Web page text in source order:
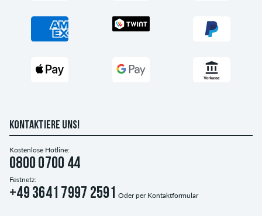
KONTAKTIERE UNS!
Kostenlose Hotline:
0800 0700 44
Festnetz:
+49 3641 7997 2591 Oder per Kontaktformular